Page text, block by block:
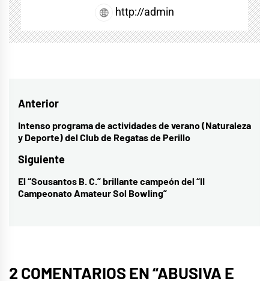
http://admin
Navegación
de
entradas
Anterior
Entrada
anterior:
Intenso programa de actividades de verano (Naturaleza
y Deporte) del Club de Regatas de Perillo
Siguiente
Entrada
siguiente:
El “Sousantos B. C.” brillante campeón del “II
Campeonato Amateur Sol Bowling”
2 COMENTARIOS EN “ABUSIVA E